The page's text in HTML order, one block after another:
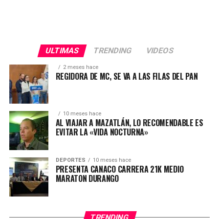
ULTIMAS TRENDING VIDEOS
2 meses hace
REGIDORA DE MC, SE VA A LAS FILAS DEL PAN
10 meses hace
AL VIAJAR A MAZATLÁN, LO RECOMENDABLE ES
EVITAR LA «VIDA NOCTURNA»
DEPORTES 10 meses hace
PRESENTA CANACO CARRERA 21K MEDIO
MARATON DURANGO
TRENDING